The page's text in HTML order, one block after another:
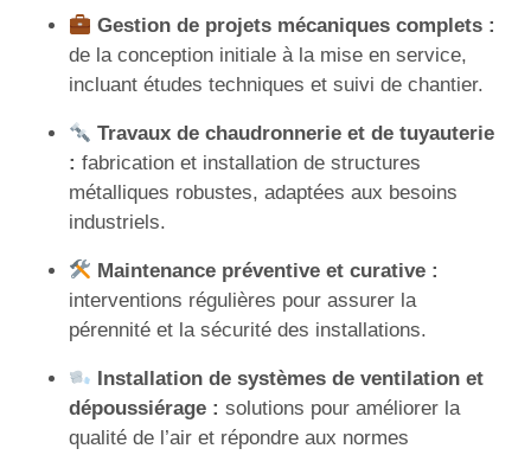
Gestion de projets mécaniques complets :
de la conception initiale à la mise en service,
incluant études techniques et suivi de chantier.
Travaux de chaudronnerie et de tuyauterie
: fabrication et installation de structures
métalliques robustes, adaptées aux besoins
industriels.
Maintenance préventive et curative :
interventions régulières pour assurer la
pérennité et la sécurité des installations.
Installation de systèmes de ventilation et
dépoussiérage : solutions pour améliorer la
qualité de l’air et répondre aux normes